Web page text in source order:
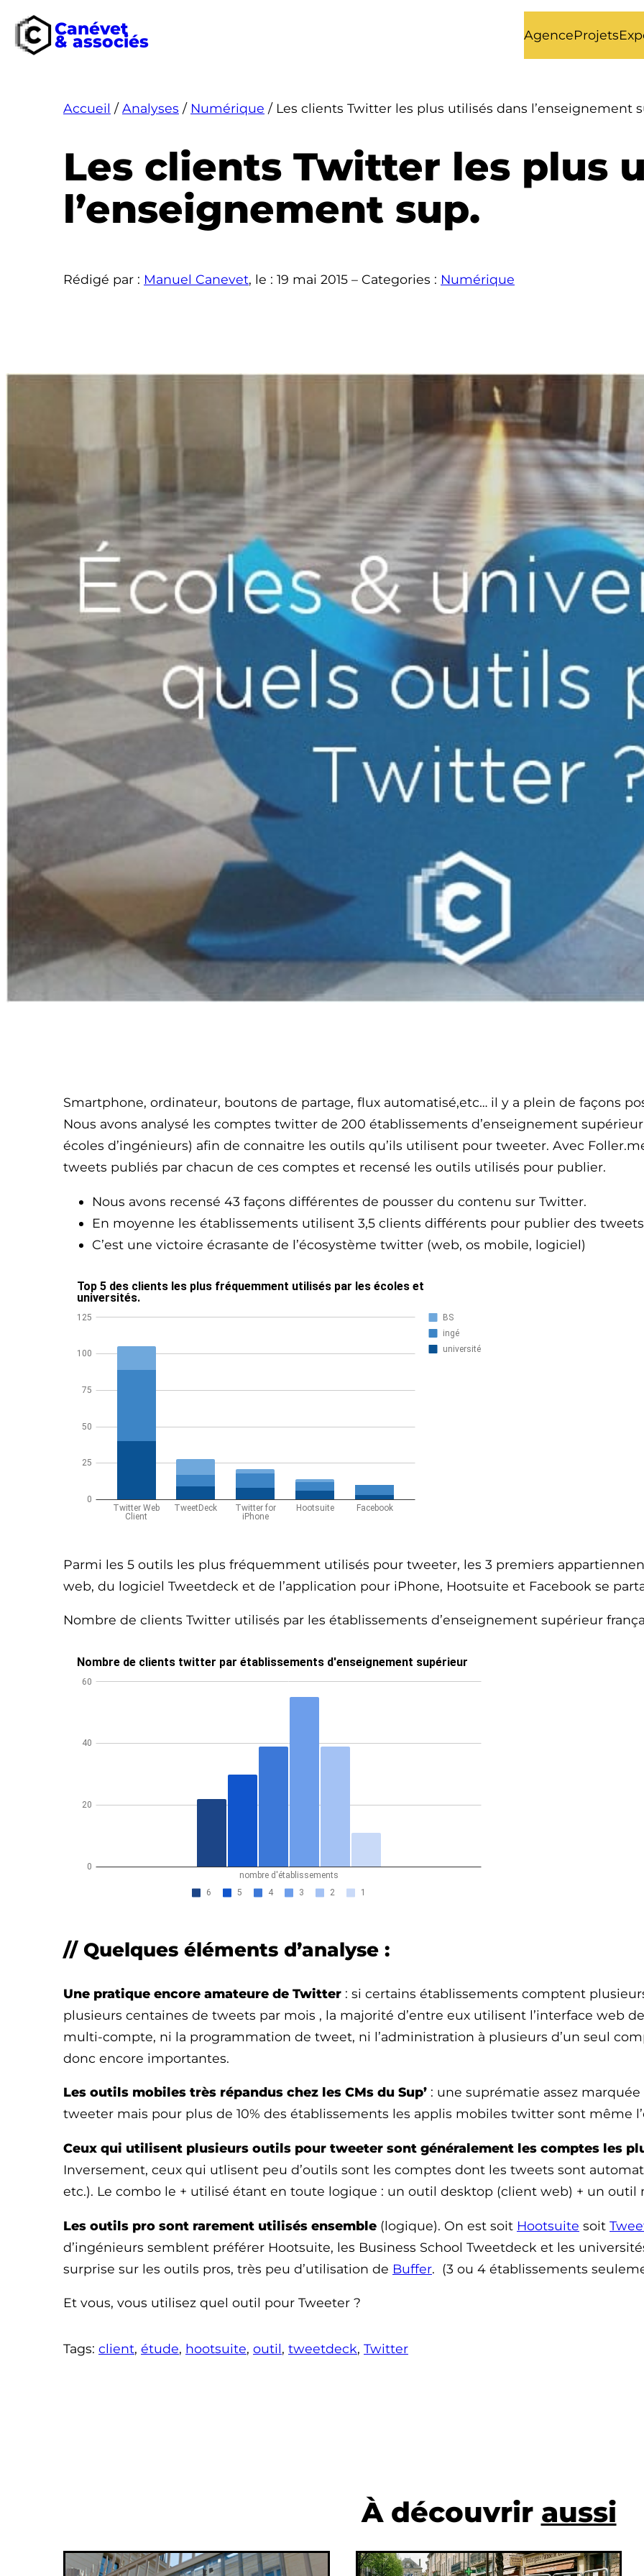
Aller
Canévet
& associés AgenceProjets
Accueil / Analyses / Numérique / Les clients Twitter les plus utilisés dans l’enseignement
Les clients Twitter les plus
l’enseignement sup.
Rédigé par : Manuel Canevet, le : 19 mai 2015 – Categories : Numérique
Smartphone, ordinateur, boutons de partage, flux automatisé,etc… il y a plein de façons
Nous avons analysé les comptes twitter de 200 établissements d’enseignement
écoles d’ingénieurs) afin de connaitre les outils qu’ils utilisent pour tweeter. Avec
tweets publiés par chacun de ces comptes et recensé les outils utilisés pour publier.
Nous avons recensé 43 façons différentes de pousser du contenu sur Twitter.
En moyenne les établissements utilisent 3,5 clients différents pour publier des
C’est une victoire écrasante de l’écosystème twitter (web, os mobile, logiciel)
Parmi les 5 outils les plus fréquemment utilisés pour tweeter, les 3 premiers
web, du logiciel Tweetdeck et de l’application pour iPhone, Hootsuite et Facebook se
Nombre de clients Twitter utilisés par les établissements d’enseignement supérieur
// Quelques éléments d’analyse :
Une pratique encore amateure de Twitter : si certains établissements comptent
plusieurs centaines de tweets par mois , la majorité d’entre eux utilisent l’interface web
multi-compte, ni la programmation de tweet, ni l’administration à plusieurs d’un seul
donc encore importantes.
Les outils mobiles très répandus chez les CMs du Sup’ : une suprématie assez
tweeter mais pour plus de 10% des établissements les applis mobiles twitter sont même
Ceux qui utilisent plusieurs outils pour tweeter sont généralement les comptes les
Inversement, ceux qui utlisent peu d’outils sont les comptes dont les tweets sont
etc.). Le combo le + utilisé étant en toute logique : un outil desktop (client web) + un outil
Les outils pro sont rarement utilisés ensemble (logique). On est soit Hootsuite soit
d’ingénieurs semblent préférer Hootsuite, les Business School Tweetdeck et les
surprise sur les outils pros, très peu d’utilisation de Buffer. (3 ou 4 établissements
Et vous, vous utilisez quel outil pour Tweeter ?
Tags: client, étude, hootsuite, outil, tweetdeck, Twitter
À découvrir aussi